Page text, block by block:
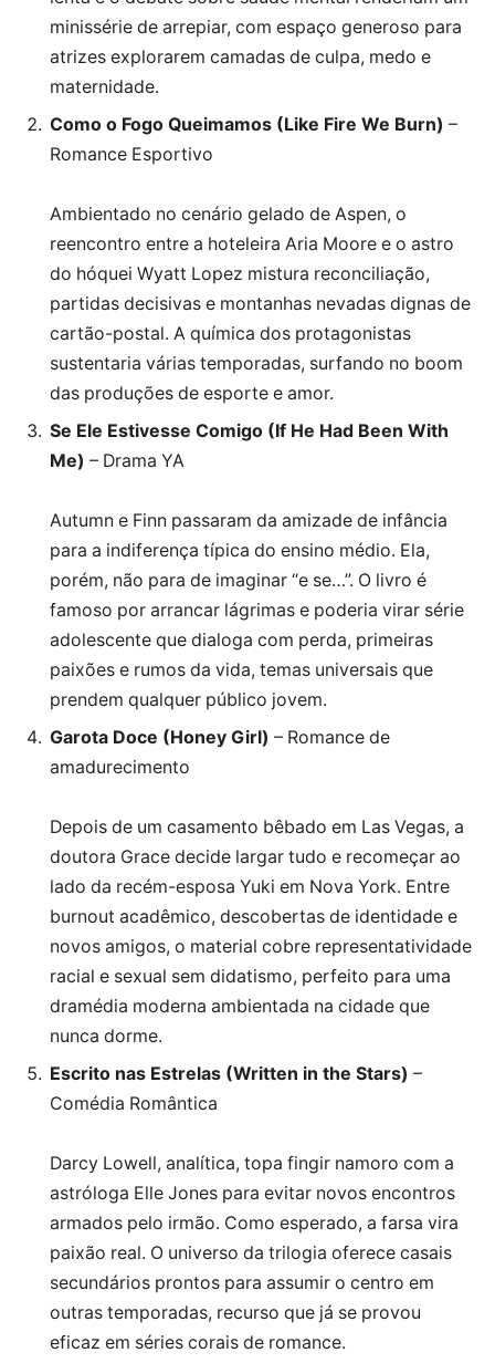
minissérie de arrepiar, com espaço generoso para
atrizes explorarem camadas de culpa, medo e
maternidade.
Como o Fogo Queimamos (Like Fire We Burn) –
Romance Esportivo
Ambientado no cenário gelado de Aspen, o
reencontro entre a hoteleira Aria Moore e o astro
do hóquei Wyatt Lopez mistura reconciliação,
partidas decisivas e montanhas nevadas dignas de
cartão-postal. A química dos protagonistas
sustentaria várias temporadas, surfando no boom
das produções de esporte e amor.
Se Ele Estivesse Comigo (If He Had Been With
Me) – Drama YA
Autumn e Finn passaram da amizade de infância
para a indiferença típica do ensino médio. Ela,
porém, não para de imaginar “e se…”. O livro é
famoso por arrancar lágrimas e poderia virar série
adolescente que dialoga com perda, primeiras
paixões e rumos da vida, temas universais que
prendem qualquer público jovem.
Garota Doce (Honey Girl) – Romance de
amadurecimento
Depois de um casamento bêbado em Las Vegas, a
doutora Grace decide largar tudo e recomeçar ao
lado da recém-esposa Yuki em Nova York. Entre
burnout acadêmico, descobertas de identidade e
novos amigos, o material cobre representatividade
racial e sexual sem didatismo, perfeito para uma
dramédia moderna ambientada na cidade que
nunca dorme.
Escrito nas Estrelas (Written in the Stars) –
Comédia Romântica
Darcy Lowell, analítica, topa fingir namoro com a
astróloga Elle Jones para evitar novos encontros
armados pelo irmão. Como esperado, a farsa vira
paixão real. O universo da trilogia oferece casais
secundários prontos para assumir o centro em
outras temporadas, recurso que já se provou
eficaz em séries corais de romance.